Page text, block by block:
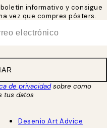
informativo y consigue
vez que compres pósters.
de privacidadsobre como
tus datos
Desenio Art Advice